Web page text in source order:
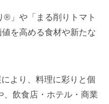
®」や「まる削りトマト
を高める食材や新たな
より、料理に彩りと個
飲食店・ホテル・商業